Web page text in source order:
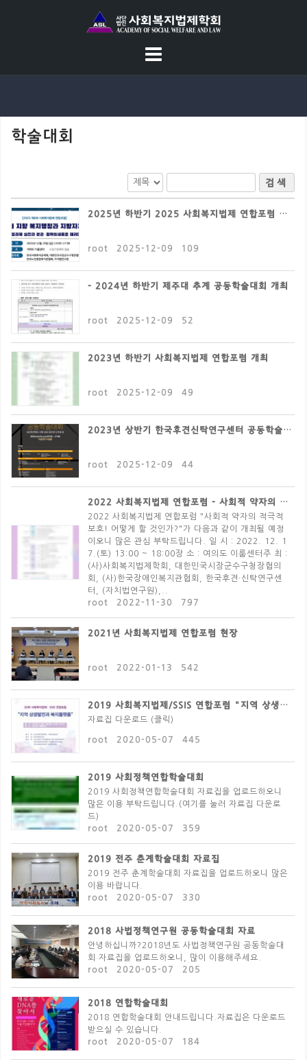
c
학술대회
검색
2025년 하반기 2025 사회복지법제 연합포럼 개최
root 2025-12-09 109
- 2024년 하반기 제주대 추계 공동학술대회 개최
root 2025-12-09 52
2023년 하반기 사회복지법제 연합포럼 개최
root 2025-12-09 49
2023년 상반기 한국후견신탁연구센터 공동학술대회 개최
root 2025-12-09 44
2022 사회복지법제 연합포럼 - 사회적 약자의 적극적..
2022 사회복지법제 연합포럼 "사회적 약자의 적극적
보호! 어떻게 할 것인가?"가 다음과 같이 개최될 예정
이오니 많은 관심 부탁드립니다. 일 시 : 2022. 12. 1
7.(토) 13:00 ~ 18:00장 소 : 여의도 이룸센터주 최 :
(사)사회복지법제학회, 대한민국시장군수구청장협의
회, (사)한국장애인복지관협회, 한국후견·신탁연구센
터, (자치법연구원),..
root 2022-11-30 797
2021년 사회복지법제 연합포럼 현장
root 2022-01-13 542
2019 사회복지법제/SSIS 연합포럼 "지역 상생발전..
자료집 다운로드 (클릭)
root 2020-05-07 445
2019 사회정책연합학술대회
2019 사회정책연합학술대회 자료집을 업로드하오니
많은 이용 부탁드립니다.(여기를 눌러 자료집 다운로
드)
root 2020-05-07 359
2019 전주 춘계학술대회 자료집
2019 전주 춘계학술대회 자료집을 업로드하오니 많은
이용 바랍니다.
root 2020-05-07 330
2018 사법정책연구원 공동학술대회 자료
안녕하십니까?2018년도 사법정책연구원 공동학술대
회 자료집을 업로드하오니, 많이 이용해주세요.
root 2020-05-07 205
2018 연합학술대회
2018 연합학술대회 안내드립니다.자료집은 다운로드
받으실 수 있습니다.
root 2020-05-07 184